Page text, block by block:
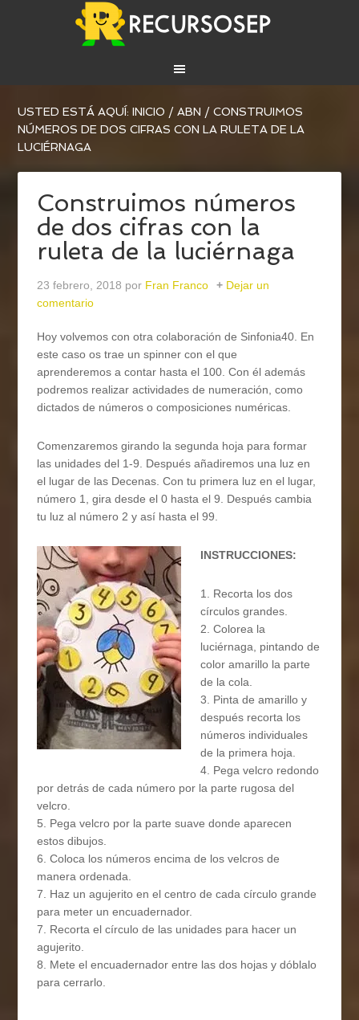
USTED ESTÁ AQUÍ:INICIO / ABN / CONSTRUIMOS
NÚMEROS DE DOS CIFRAS CON LA RULETA DE LA
LUCIÉRNAGA
Construimos números
de dos cifras con la
ruleta de la luciérnaga
23 febrero, 2018 por Fran Franco
Dejar un
comentario
Hoy volvemos con otra colaboración de Sinfonia40. En
este caso os trae un spinner con el que
aprenderemos a contar hasta el 100. Con él además
podremos realizar actividades de numeración, como
dictados de números o composiciones numéricas.
Comenzaremos girando la segunda hoja para formar
las unidades del 1-9. Después añadiremos una luz en
el lugar de las Decenas. Con tu primera luz en el lugar,
número 1, gira desde el 0 hasta el 9. Después cambia
tu luz al número 2 y así hasta el 99.
INSTRUCCIONES:
1. Recorta los dos
círculos grandes.
2. Colorea la
luciérnaga, pintando de
color amarillo la parte
de la cola.
3. Pinta de amarillo y
después recorta los
números individuales
de la primera hoja.
4. Pega velcro redondo
por detrás de cada número por la parte rugosa del
velcro.
5. Pega velcro por la parte suave donde aparecen
estos dibujos.
6. Coloca los números encima de los velcros de
manera ordenada.
7. Haz un agujerito en el centro de cada círculo grande
para meter un encuadernador.
7. Recorta el círculo de las unidades para hacer un
agujerito.
8. Mete el encuadernador entre las dos hojas y dóblalo
para cerrarlo.